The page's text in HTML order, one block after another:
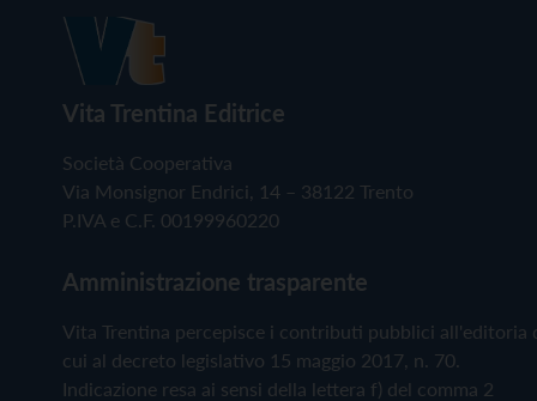
Vita Trentina Editrice
Società Cooperativa
Via Monsignor Endrici, 14 – 38122 Trento
P.IVA e C.F. 00199960220
Amministrazione trasparente
Vita Trentina percepisce i contributi pubblici all'editoria
cui al decreto legislativo 15 maggio 2017, n. 70.
Indicazione resa ai sensi della lettera f) del comma 2